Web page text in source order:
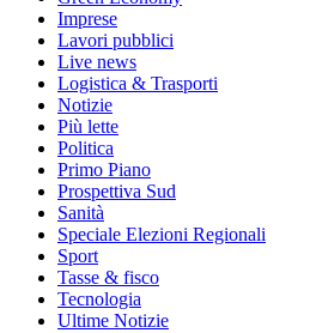
Imprese
Lavori pubblici
Live news
Logistica & Trasporti
Notizie
Più lette
Politica
Primo Piano
Prospettiva Sud
Sanità
Speciale Elezioni Regionali
Sport
Tasse & fisco
Tecnologia
Ultime Notizie